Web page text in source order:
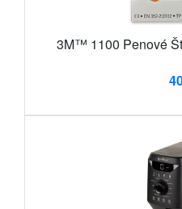
3M™ 1100 Penové